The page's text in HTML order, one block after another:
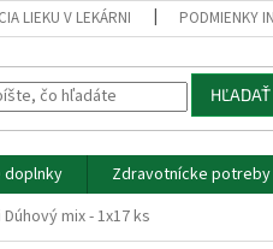
LIEKU V LEKÁRNI PODMIENKY
HĽADAŤ
doplnky Zdravotnícke potreby
mix - 1x17 ks